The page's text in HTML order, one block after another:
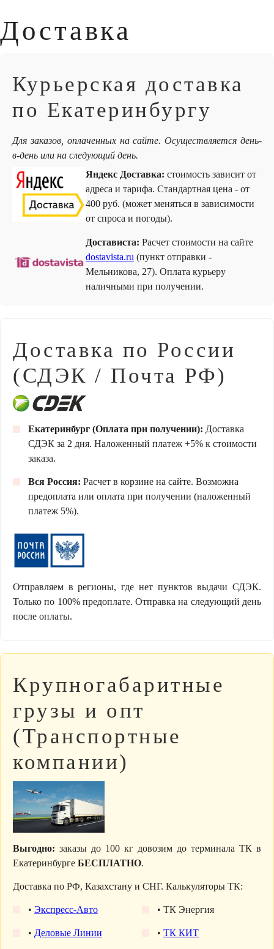
Доставка
Курьерская доставка
по Екатеринбургу
Для заказов, оплаченных на сайте. Осуществляется день-
в-день или на следующий день.
Яндекс Доставка: стоимость зависит от
адреса и тарифа. Стандартная цена - от
400 руб. (может меняться в зависимости
от спроса и погоды).
Достависта: Расчет стоимости на сайте
dostavista.ru (пункт отправки -
Мельникова, 27). Оплата курьеру
наличными при получении.
Доставка по России
(СДЭК / Почта РФ)
Екатеринбург (Оплата при получении): Доставка
СДЭК за 2 дня. Наложенный платеж +5% к стоимости
заказа.
Вся Россия: Расчет в корзине на сайте. Возможна
предоплата или оплата при получении (наложенный
платеж 5%).
Отправляем в регионы, где нет пунктов выдачи СДЭК.
Только по 100% предоплате. Отправка на следующий день
после оплаты.
Крупногабаритные
грузы и опт
(Транспортные
компании)
Выгодно: заказы до 100 кг довозим до терминала ТК в
Екатеринбурге БЕСПЛАТНО.
Доставка по РФ, Казахстану и СНГ. Калькуляторы ТК:
• Экспресс-Авто
• Деловые Линии
• ТК Энергия
• ТК КИТ